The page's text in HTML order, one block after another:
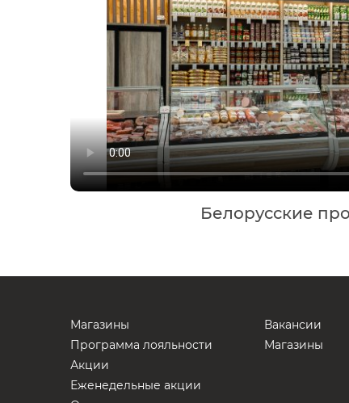
Белорусские
Магазины
Программа лояльности
Акции
Еженедельные акции
Вакансии
Магазины